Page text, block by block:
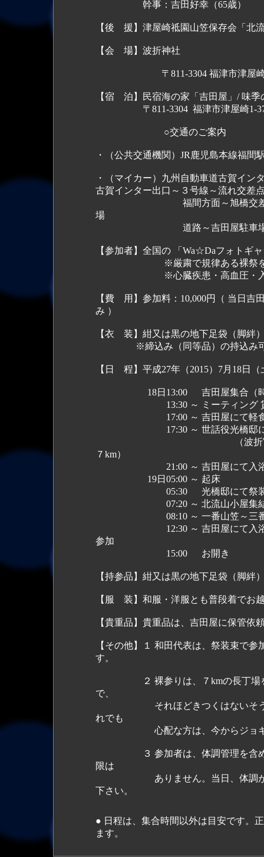
幹事：吉田好幸（65歳）
【後 援】津屋崎祗園山笠保存会「北
【会 場】波折神社
〒811-3304 福津市津屋崎4-
【宿 泊】民宿海の家「吉田屋」/ 味
〒811-3304 福津市津屋崎1-37-
○交通のご案内
・（公共交通機関）JR鹿児島本線福間
・（マイカー）九州自動車道古賀イン
古賀インター出口～３号線～流れ交差
福間方面～旭橋交差点出光Ｇ
場
道路～吉田屋駐車
【参加者】全国の 「Wa☆Daフォトギ
※厳粛で規律ある裸祭を行う模
※心臓疾患・高血圧・入墨・興
【費 用】参加料：10,000円（ 当日吉
み ）
【衣 装】紺又は黒の地下足袋（脚絆
※締込み（同等品）の持込み可。
【日 程】平成27年（2015）7月18日（
18日13:00 吉田屋集
17:00 ～ 吉田屋にて軽
17:30 ～ 世話役光橋邸にて水
７km）
21:00 ～ 吉田屋にて入浴・
19日05:00 ～ 起床
05:30 光橋邸に
07:20 ～ 北流山小屋集
08:10 ～ 一番山笠～三番山笠
12:30 ～ 吉田屋にて入浴・更
参加
15:00 お開き
【持参品】紺又は黒の地下足袋（脚絆
【服 装】和服・洋服とも普段着でお
【貴重品】貴重品は、吉田屋に保管依
【その他】１ 和田代表は、祭装束で
す。
２ 裸参りは、７kmの長丁場を休
で、
それほどきつくはないそうなの
れでも
心配な方は、今からジョギング
３ 参加者は、体調管理を含め、
限は
ありません。当日、体調が悪い
下さい。
● 日程は、集合時間以外は目安です。
ます。